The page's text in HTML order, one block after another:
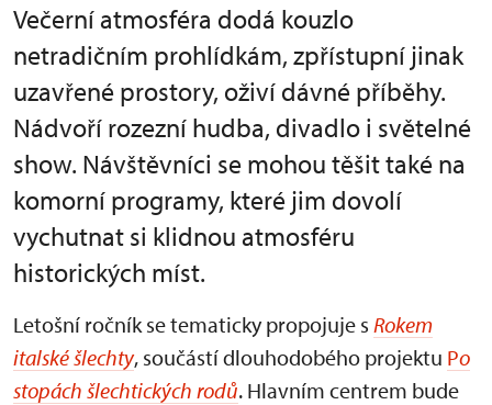
Večerní atmosféra dodá kouzlo
netradičním prohlídkám, zpřístupní jinak
uzavřené prostory, oživí dávné příběhy.
Nádvoří rozezní hudba, divadlo i světelné
show. Návštěvníci se mohou těšit také na
komorní programy, které jim dovolí
vychutnat si klidnou atmosféru
historických míst.
Letošní ročník se tematicky propojuje s Rokem
italské šlechty, součástí dlouhodobého projektu Po
stopách šlechtických rodů. Hlavním centrem bude